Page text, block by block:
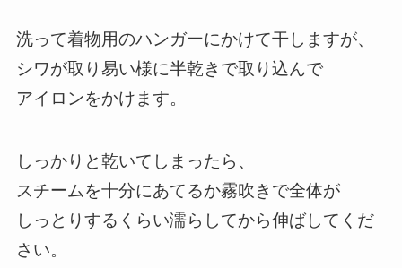
洗って着物用のハンガーにかけて干しますが、
シワが取り易い様に半乾きで取り込んで
アイロンをかけます。
しっかりと乾いてしまったら、
スチームを十分にあてるか霧吹きで全体が
しっとりするくらい濡らしてから伸ばしてくだ
さい。